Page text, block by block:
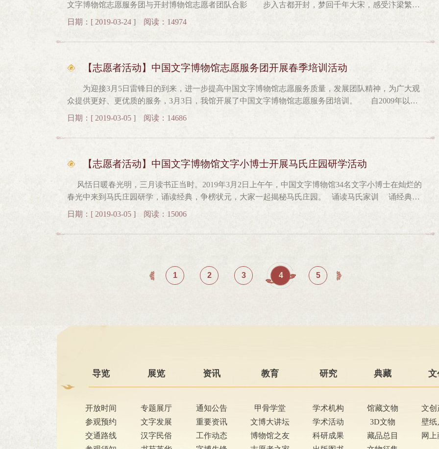
趣，我今天认识了很多甲骨文字，体验了雕版印刷，我特别开心。” 中国文字博物馆“我爱甲骨文”主题
教育活动每年都会走进校园，将文字文化带到孩子们的身边。我们用实际行动诠释奉献、友爱、互助、
文字博物馆志愿服务团与开封博物馆志愿者团队合影 步入古都开封，梦回千年大宋，感受汴梁繁
华，学习历史文化。2019年3月23日，中国文字博物馆志愿服务团的志愿者们赴开封博物馆交流学
时尚”的原则，突出了北宋开封城三重城格局特点，体现着宋代建筑组群的建筑特征。 在开封博物
兴隆岗裴李岗文化到椅圈马仰韶文化，再到同刘龙山文化，直至到商代文化，大家看到了熟悉的殷商时
展》、《宋代科技展》等专题展厅。对朱仙镇的年画风格特点、做工流程等有了更深入的认识。明清皇
家用品展展示的瓷器之精美令大家叹为观止。宋代科技成就代表之作——水运仪象台，再次激发起大家
对古人智慧的由衷赞叹。 通过此次活动，志愿者们获益匪浅。大家不仅领略了古城开封悠久的历史
日期：[ 2019-03-24 ] 阅读：14974
【志愿者活动】中国文字博物馆志愿服务团开展春季培训活动
为迎接3月5日雷锋日的到来，进一步提高中国文字博物馆志愿服务质量，发展团队精神，为广大观
众提供更好、更优质的服务，3月3日，我馆开展了中国文字博物馆志愿服务团培训。 自2009年以
来，我馆志愿者队伍不断扩大，“字博红”成为了馆内一道亮丽的风景线，受到了广大观众的一致好
读中国文字博物馆志愿者服务条例和管理制度。 王军杰老师给大家讲述了志愿服务起源、基本素质、
员杨小玉、王菲带领志愿者们进入展厅实地培训讲解技巧和要求，为志愿者进行规范讲解提供模板。
务中，一定将团结、互助、友爱、进步的志愿者精神发扬光大！
日期：[ 2019-03-05 ] 阅读：14686
【志愿者活动】中国文字博物馆文字小博士开展马氏庄园研学活动
风恬日暖春光明，三月读书正当时。2019年3月2日上午午，中国文字博物馆34名文字小博士在灿烂的
春光中来到马氏庄园研学，诵读经典，争榜状元，大家一起揭秘马氏庄园。 诵读马氏家训 诵经典、
明礼仪 刘邓大军下榻处，跟父母一起唱响《打靶归来》。 文字小博士晋级状元、榜眼、探花。
光，为更好地传播中国文化当好小使者。
日期：[ 2019-03-05 ] 阅读：15006
1 2 3 4 5
导览
开放时间
参观预约
交通路线
展览
专题展厅
文字发展
汉字民俗
资讯
通知公告
重要资讯
工作动态
教育
甲骨学堂
文博大讲坛
博物馆之友
研究
学术机构
学术活动
科研成果
典藏
馆藏文物
3D文物
藏品总目
文
文创
壁纸
网